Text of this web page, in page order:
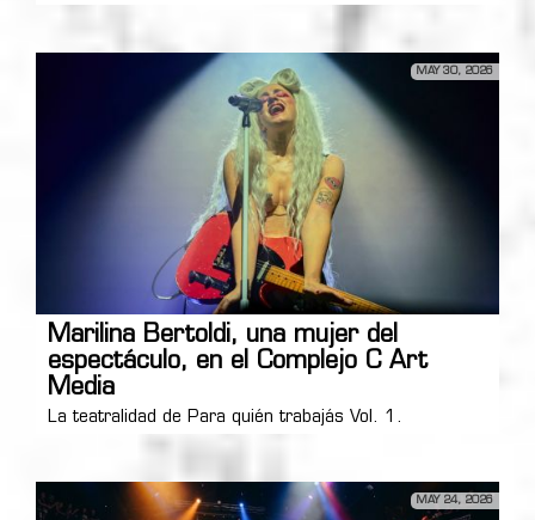
MAY 30, 2026
Marilina Bertoldi, una mujer del
espectáculo, en el Complejo C Art
Media
La teatralidad de Para quién trabajás Vol. 1.
MAY 24, 2026